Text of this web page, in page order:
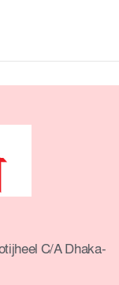
C/A Dhaka-